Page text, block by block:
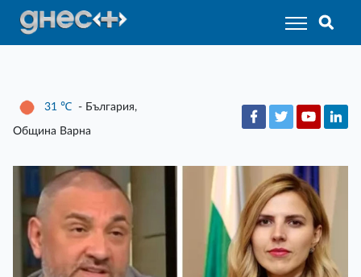
31 ℃ - България,
Община Варна